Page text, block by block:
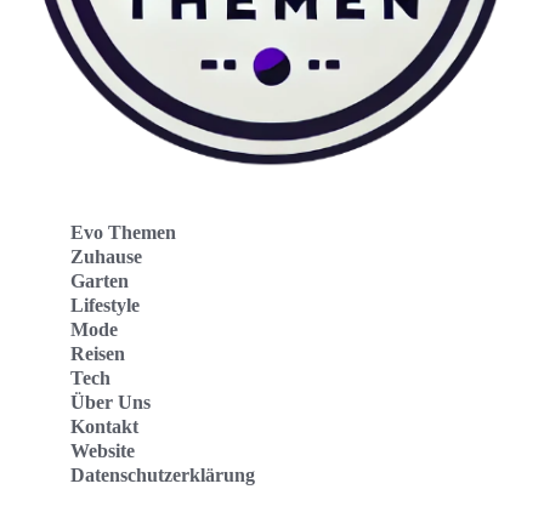
Evo Themen
Zuhause
Garten
Lifestyle
Mode
Reisen
Tech
Über Uns
Kontakt
Website
Datenschutzerklärung